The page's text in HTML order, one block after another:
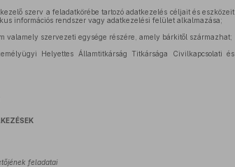
szerv a feladatkörébe tartozó adatkezelés céljait és eszközeit
információs rendszer vagy adatkezelési felület alkalmazása;
szervezeti egysége részére, amely bárkitől származhat;
Helyettes Államtitkárság Titkársága Civilkapcsolati és
feladatai